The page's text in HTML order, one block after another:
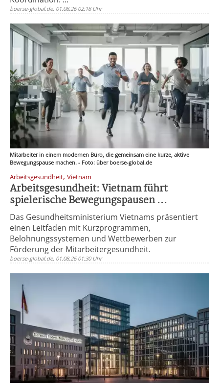
boerse-global.de, 01.08.26 02:18 Uhr
Mitarbeiter in einem modernen Büro, die gemeinsam eine kurze, aktive
Bewegungspause machen. - Foto: über boerse-global.de
Arbeitsgesundheit, Vietnam
Arbeitsgesundheit: Vietnam führt
spielerische Bewegungspausen ...
Das Gesundheitsministerium Vietnams präsentiert
einen Leitfaden mit Kurzprogrammen,
Belohnungssystemen und Wettbewerben zur
Förderung der Mitarbeitergesundheit.
boerse-global.de, 01.08.26 01:30 Uhr